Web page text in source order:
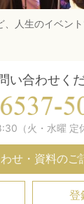
、人生のイベン
い合わせくだ
（火・水曜 定
せ・資料のご
登